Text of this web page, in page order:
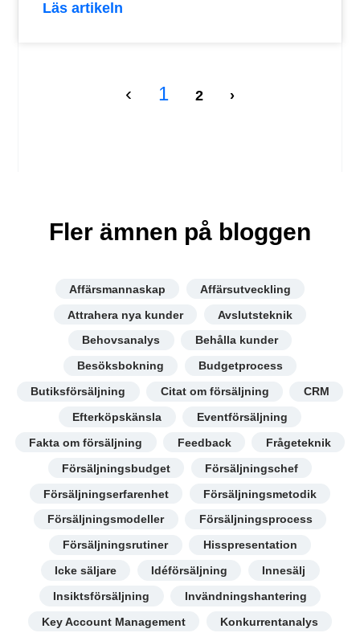
Läs artikeln
‹ 1 2 ›
Fler ämnen på bloggen
Affärsmannaskap
Affärsutveckling
Attrahera nya kunder
Avslutsteknik
Behovsanalys
Behålla kunder
Besöksbokning
Budgetprocess
Butiksförsäljning
Citat om försäljning
CRM
Efterköpskänsla
Eventförsäljning
Fakta om försäljning
Feedback
Frågeteknik
Försäljningsbudget
Försäljningschef
Försäljningserfarenhet
Försäljningsmetodik
Försäljningsmodeller
Försäljningsprocess
Försäljningsrutiner
Hisspresentation
Icke säljare
Idéförsäljning
Innesälj
Insiktsförsäljning
Invändningshantering
Key Account Management
Konkurrentanalys